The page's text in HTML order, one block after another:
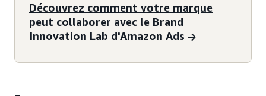
Découvrez comment votre marque
peut collaborer avec le Brand
Innovation Lab d'Amazon Ads